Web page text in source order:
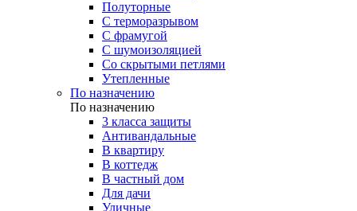
Полуторные
С терморазрывом
С фрамугой
С шумоизоляцией
Со скрытыми петлями
Утепленные
По назначению
По назначению
3 класса защиты
Антивандальные
В квартиру
В коттедж
В частный дом
Для дачи
Уличные